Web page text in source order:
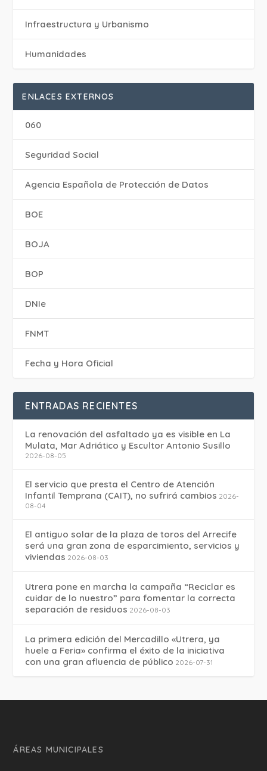
Infraestructura y Urbanismo
Humanidades
ENLACES EXTERNOS
060
Seguridad Social
Agencia Española de Protección de Datos
BOE
BOJA
BOP
DNIe
FNMT
Fecha y Hora Oficial
ENTRADAS RECIENTES
La renovación del asfaltado ya es visible en La
Mulata, Mar Adriático y Escultor Antonio Susillo
2026-08-05
El servicio que presta el Centro de Atención
Infantil Temprana (CAIT), no sufrirá cambios 2026-
08-04
El antiguo solar de la plaza de toros del Arrecife
será una gran zona de esparcimiento, servicios y
viviendas 2026-08-03
Utrera pone en marcha la campaña “Reciclar es
cuidar de lo nuestro” para fomentar la correcta
separación de residuos 2026-08-03
La primera edición del Mercadillo «Utrera, ya
huele a Feria» confirma el éxito de la iniciativa
con una gran afluencia de público 2026-07-31
ÁREAS MUNICIPALES